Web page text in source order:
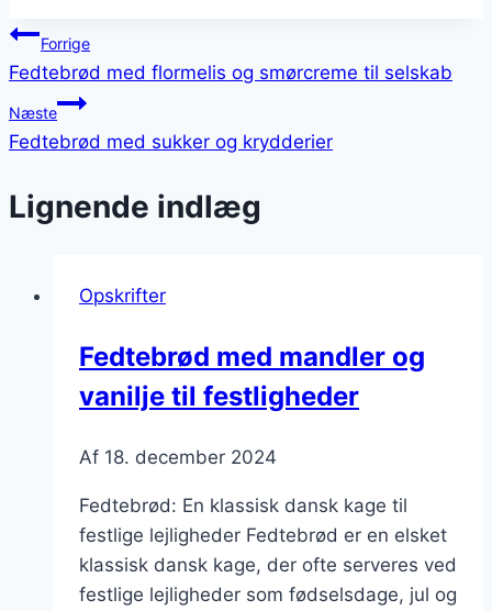
Indlægsnavigation
Forrige
Fedtebrød med flormelis og smørcreme til selskab
Næste
Fedtebrød med sukker og krydderier
Lignende indlæg
Opskrifter
Fedtebrød med mandler og
vanilje til festligheder
Af 18. december 2024
Fedtebrød: En klassisk dansk kage til
festlige lejligheder Fedtebrød er en elsket
klassisk dansk kage, der ofte serveres ved
festlige lejligheder som fødselsdage, jul og